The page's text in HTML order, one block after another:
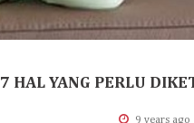
7 HAL YANG PERLU
9 years ago